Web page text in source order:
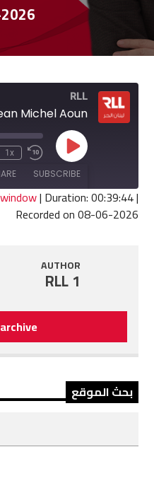
RLL
Michel Aoun
Play
Episode
10
1x
SUBSCRIBE
SHARE
| Duration: 00:39:44|
Recorded on 08-06-2026
AUTHOR
RLL 1
بحث الموقع